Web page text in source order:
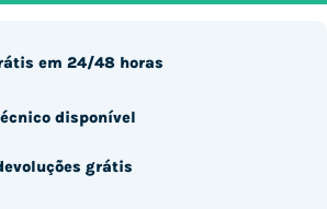
em 24/48 horas
disponível
grátis